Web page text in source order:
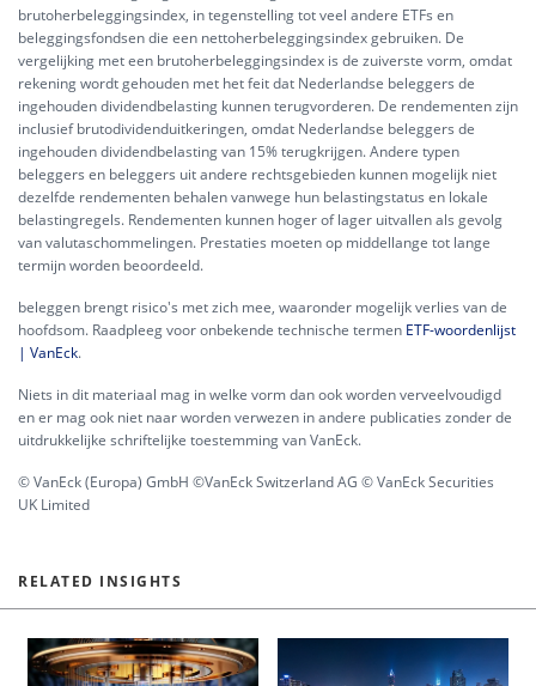
brutoherbeleggingsindex, in tegenstelling tot veel andere ETFs en
beleggingsfondsen die een nettoherbeleggingsindex gebruiken. De
vergelijking met een brutoherbeleggingsindex is de zuiverste vorm, omdat
rekening wordt gehouden met het feit dat Nederlandse beleggers de
ingehouden dividendbelasting kunnen terugvorderen. De rendementen zijn
inclusief brutodividenduitkeringen, omdat Nederlandse beleggers de
ingehouden dividendbelasting van 15% terugkrijgen. Andere typen
beleggers en beleggers uit andere rechtsgebieden kunnen mogelijk niet
dezelfde rendementen behalen vanwege hun belastingstatus en lokale
belastingregels. Rendementen kunnen hoger of lager uitvallen als gevolg
van valutaschommelingen. Prestaties moeten op middellange tot lange
termijn worden beoordeeld.
beleggen brengt risico's met zich mee, waaronder mogelijk verlies van de
hoofdsom. Raadpleeg voor onbekende technische termen ETF-woordenlijst
| VanEck.
Niets in dit materiaal mag in welke vorm dan ook worden verveelvoudigd
en er mag ook niet naar worden verwezen in andere publicaties zonder de
uitdrukkelijke schriftelijke toestemming van VanEck.
© VanEck (Europa) GmbH ©VanEck Switzerland AG © VanEck Securities
UK Limited
RELATED INSIGHTS